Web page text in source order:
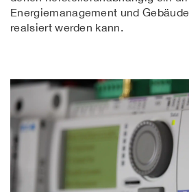
Energiemanagement und
realsiert werden kann.